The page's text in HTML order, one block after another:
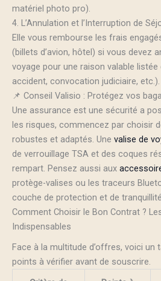
matériel photo pro).
4. L’Annulation et l’Interruption de
Elle vous rembourse les frais
(billets d’avion, hôtel) si vous devez
voyage pour une raison valable
accident, convocation judiciaire, etc.).
📌 Conseil Valisio : Protégez vos
Une assurance est une sécurité a
les risques, commencez par choisir
robustes et adaptés. Une valise de
de verrouillage TSA et des coques
rempart. Pensez aussi aux
protège-valises ou les traceurs
couche de protection et de
Comment Choisir le Bon Contrat ?
Indispensables
Face à la multitude d’offres, voici un
points à vérifier avant de souscrire.